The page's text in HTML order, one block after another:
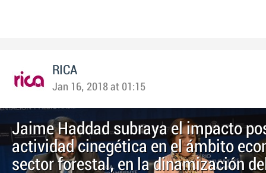
RICA
Jan 16, 2018 at 01:15
Jaime Haddad subraya el impacto
actividad cinegética en el ámbito
sector forestal, en la dinamización